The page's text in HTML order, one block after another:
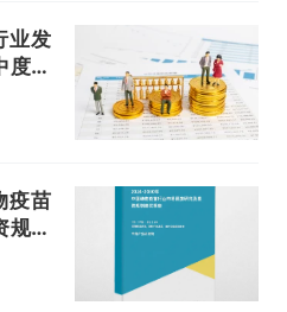
业发
度提
发
疫苗
规划